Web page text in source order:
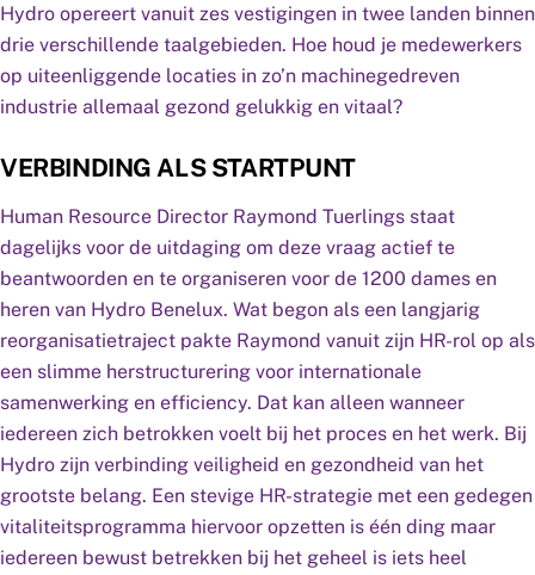
Hydro opereert vanuit zes vestigingen in twee landen binnen
drie verschillende taalgebieden. Hoe houd je medewerkers
op uiteenliggende locaties in zo’n machinegedreven
industrie allemaal gezond gelukkig en vitaal?
VERBINDING ALS STARTPUNT
Human Resource Director Raymond Tuerlings staat
dagelijks voor de uitdaging om deze vraag actief te
beantwoorden en te organiseren voor de 1200 dames en
heren van Hydro Benelux. Wat begon als een langjarig
reorganisatietraject pakte Raymond vanuit zijn HR-rol op als
een slimme herstructurering voor internationale
samenwerking en efficiency. Dat kan alleen wanneer
iedereen zich betrokken voelt bij het proces en het werk. Bij
Hydro zijn verbinding veiligheid en gezondheid van het
grootste belang. Een stevige HR-strategie met een gedegen
vitaliteitsprogramma hiervoor opzetten is één ding maar
iedereen bewust betrekken bij het geheel is iets heel